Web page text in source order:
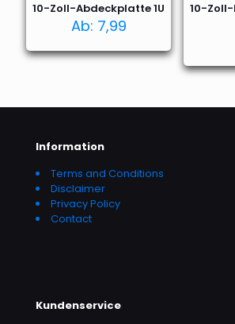
10-Zoll-Abdeckplatte 1U
Ab: 7,99
10-
Information
Terms and Conditions
Disclaimer
Privacy Policy
Contact
Kundenservice